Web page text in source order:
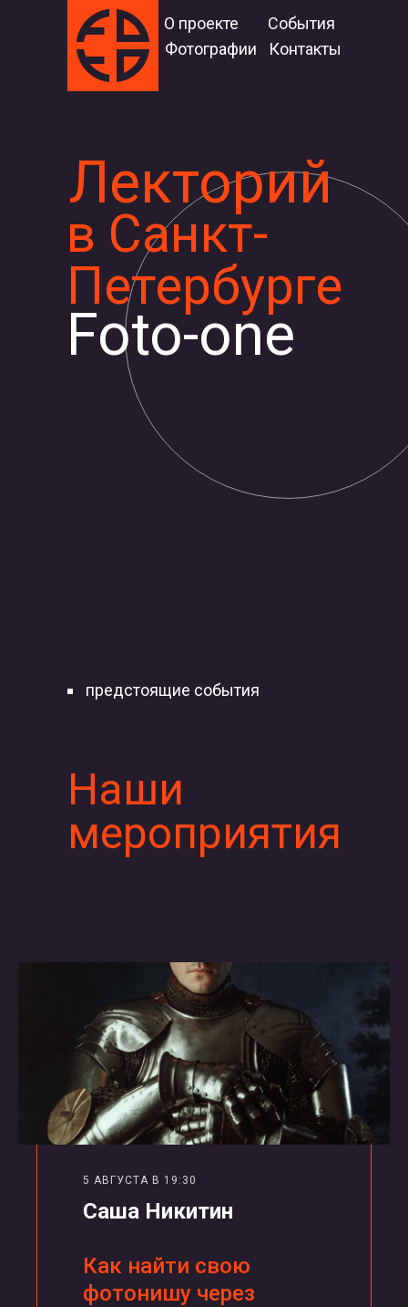
Foto-one
Лекторий
в Санкт-
Петербурге
Контакты
О проекте
События
Фотографии
Наши
мероприятия
предстоящие события
5 АВГУСТА В 19:30
Саша Никитин
Как найти свою
фотонишу через